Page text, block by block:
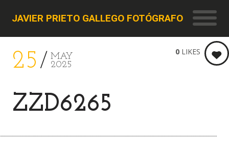
JAVIER PRIETO GALLEGO FOTÓGRAFO
25
MAY
2025
ZZD6265
0 LIKES